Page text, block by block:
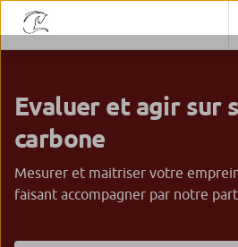
Evaluer et agir sur
carbone
Mesurer et maitriser votre
faisant accompagner par notre